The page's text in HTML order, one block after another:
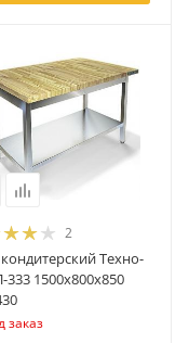
2
Техно-
333 1500х800х850
заказ